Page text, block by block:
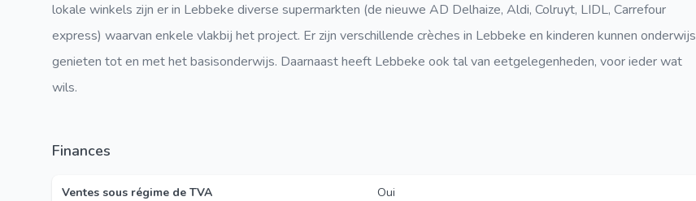
lokale winkels zijn er in Lebbeke diverse supermarkten (de nieuwe AD Delhaize, Aldi, Colruyt, LIDL, Carrefour
express) waarvan enkele vlakbij het project. Er zijn verschillende crèches in Lebbeke en kinderen kunnen onderwijs
genieten tot en met het basisonderwijs. Daarnaast heeft Lebbeke ook tal van eetgelegenheden, voor ieder wat
wils.
Finances
Ventes sous régime de TVA
Oui